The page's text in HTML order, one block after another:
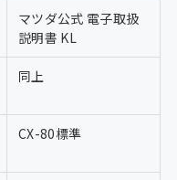
マツダ公式 電子取扱
説明書 KL
同上
CX-80標準